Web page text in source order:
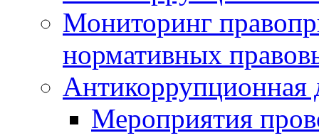
Мониторинг
нормативных
Антикоррупционная
Мероприятия